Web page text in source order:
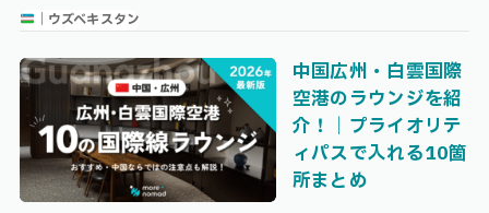
｜ウズベキスタン
中国広州・白雲国際
空港のラウンジを紹
介！｜プライオリテ
ィパスで入れる10箇
所まとめ